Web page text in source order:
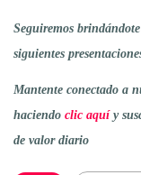
Seguiremos
siguientes
Mantente conectado a
haciendo clic aquíy
de valor diario